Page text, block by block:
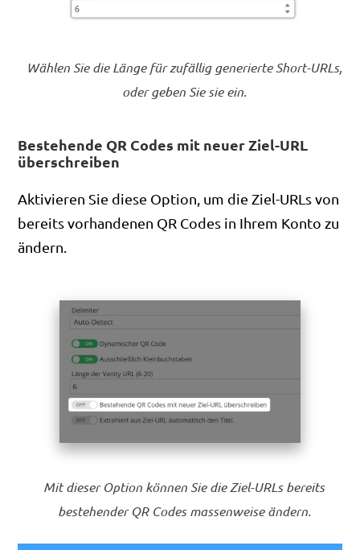
Wählen Sie die Länge für zufällig generierte Short-URLs,
oder geben Sie sie ein.
Bestehende QR Codes mit neuer Ziel-URL
überschreiben
Aktivieren Sie diese Option, um die Ziel-URLs von
bereits vorhandenen QR Codes in Ihrem Konto zu
ändern.
Mit dieser Option können Sie die Ziel-URLs bereits
bestehender QR Codes massenweise ändern.